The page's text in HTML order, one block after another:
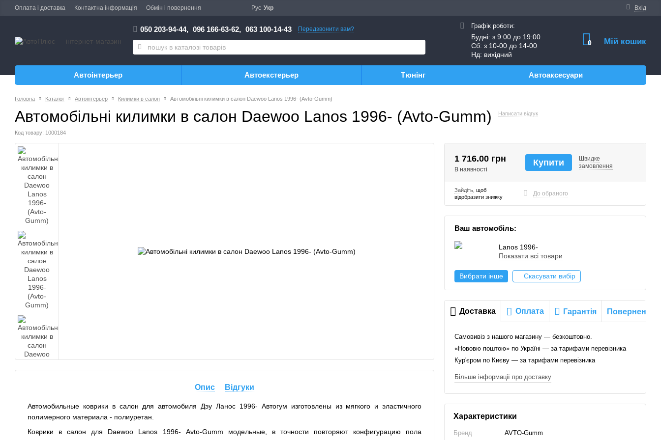
Оплата і доставка Контактна інформація Обмін і повернення Вхід
Рус Укр
050 203-94-44, 096 166-63-62, 063 100-14-43 Передзвонити вам? Графік роботи:
Будні: з 9:00 до 19:00
Сб: з 10-00 до 14-00
Нд: вихідний
0 Мій кошик
Автоінтерьер Автоекстерьер Тюнінг Автоаксесуари
Головна Каталог Автоінтерьер Килимки в салон Автомобільні килимки в салон Daewoo Lanos 1996- (Avto-Gumm)
Автомобільні килимки в салон Daewoo Lanos 1996- (Avto-Gumm) Написати відгук
Код товару: 1000184
Опис Відгуки
Автомобильные коврики в салон для автомобиля Дэу Ланос 1996- Автогум изготовлены из мягкого и эластичного
полимерного материала - полиуретан.
Коврики в салон для Daewoo Lanos 1996- Avto-Gumm модельные, в точности повторяют конфигурацию пола
1 716.00 грн
В наявності
Купити
Швидке
замовлення
Зайдіть , щоб
відобразити знижку
До обраного
Ваш автомобіль:
Lanos 1996-
Показати всі товари
Вибрати інше Скасувати вибір
Доставка Оплата Гарантія Повернення
Самовивіз з нашого магазину — безкоштовно.
«Нововю поштою» по Україні — за тарифами перевізника
Кур'єром по Києву — за тарифами перевізника
Більше інформації про доставку
Характеристики
Бренд AVTO-Gumm